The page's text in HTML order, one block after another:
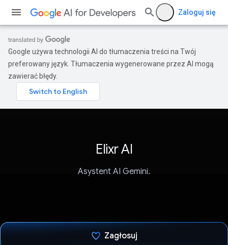
Zaloguj się
Google używa technologii AI do tłumaczenia treści na Twój
preferowany język. Tłumaczenia wygenerowane przez AI mogą
zawierać błędy.
Elixr AI
Asystent AI Gemini.
Zagłosuj